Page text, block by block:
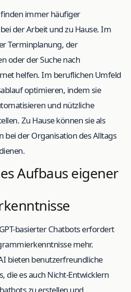
finden immer häufiger
der Arbeit und zu Hause. Im
Terminplanung, der
oder der Suche nach
helfen. Im beruflichen Umfeld
optimieren, indem sie
und nützliche
Zu Hause können sie als
bei der Organisation des Alltags
Aufbaus eigener
basierter Chatbots erfordert
mehr.
bieten benutzerfreundliche
die es auch Nicht-Entwicklern